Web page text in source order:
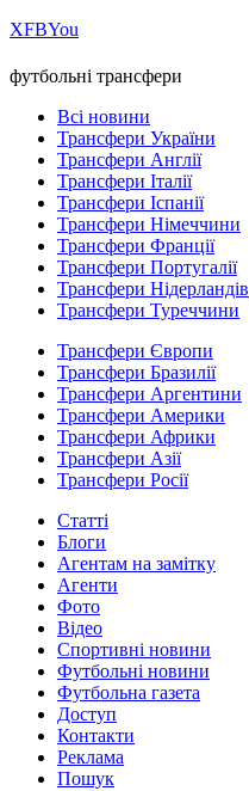
ХFBYou
футбольні трансфери
Всі новини
Трансфери України
Трансфери Англії
Трансфери Італії
Трансфери Іспанії
Трансфери Німеччини
Трансфери Франції
Трансфери Португалії
Трансфери Нідерландів
Трансфери Туреччини
Трансфери Європи
Трансфери Бразилії
Трансфери Аргентини
Трансфери Америки
Трансфери Африки
Трансфери Азії
Трансфери Росії
Статті
Блоги
Агентам на замітку
Агенти
Фото
Відео
Спортивні новини
Футбольні новини
Футбольна газета
Доступ
Контакти
Реклама
Пошук